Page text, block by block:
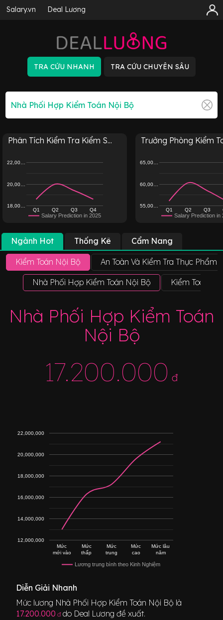
Salary.vn Deal Lương
Phân Tích Kiểm Tra Kiểm S...
Salary Prediction in 2025
Q1 Q2 Q3 Q4
18,00…
20,00…
22,00…
Trưởng Phòng Kiểm
Salary Prediction in
Q1 Q2 Q3
55,00…
60,00…
65,00…
Ngành Hot Thống Kê Cẩm Nang
Kiểm Toán Nội Bộ An Toàn Và Kiểm Tra Thực Phẩm
Nhà Phối Hợp Kiểm Toán Nội Bộ Kiểm Toán
Nhà Phối Hợp Kiểm Toán
Nội Bộ
17.200.000 đ
Lương trung bình theo Kinh Nghiệm
Mức
mới vào
Mức
thấp
Mức
trung
Mức
cao
Mức lâu
năm
12,000,000
14,000,000
16,000,000
18,000,000
20,000,000
22,000,000
Diễn Giải Nhanh
Mức lương Nhà Phối Hợp Kiểm Toán Nội Bộ là
17.200.000 đdo Deal Lương đề xuất.